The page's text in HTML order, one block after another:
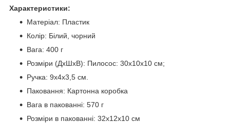
Характеристики:
Матеріал: Пластик
Колiр: Білий, чорний
Вага: 400 г
Розміри (ДхШхВ): Пилосос: 30х10х10 см;
Ручка: 9х4х3,5 см.
Паковання: Картонна коробка
Вага в пакованні: 570 г
Розміри в пакованні: 32х12х10 см